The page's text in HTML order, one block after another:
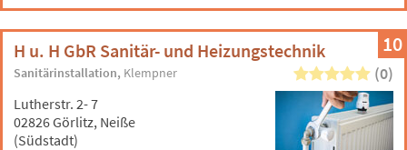
10
H u. H GbR Sanitär- und Heizungstechnik
Sanitärinstallation Klempner (0)
Lutherstr. 2- 7
02826 Görlitz, Neiße
(Südstadt)